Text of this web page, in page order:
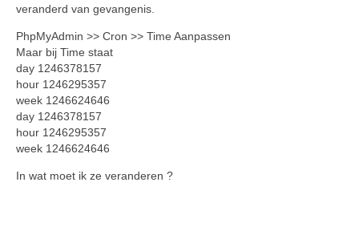
veranderd van gevangenis.
PhpMyAdmin >> Cron >> Time Aanpassen
Maar bij Time staat
day 1246378157
hour 1246295357
week 1246624646
day 1246378157
hour 1246295357
week 1246624646
In wat moet ik ze veranderen ?